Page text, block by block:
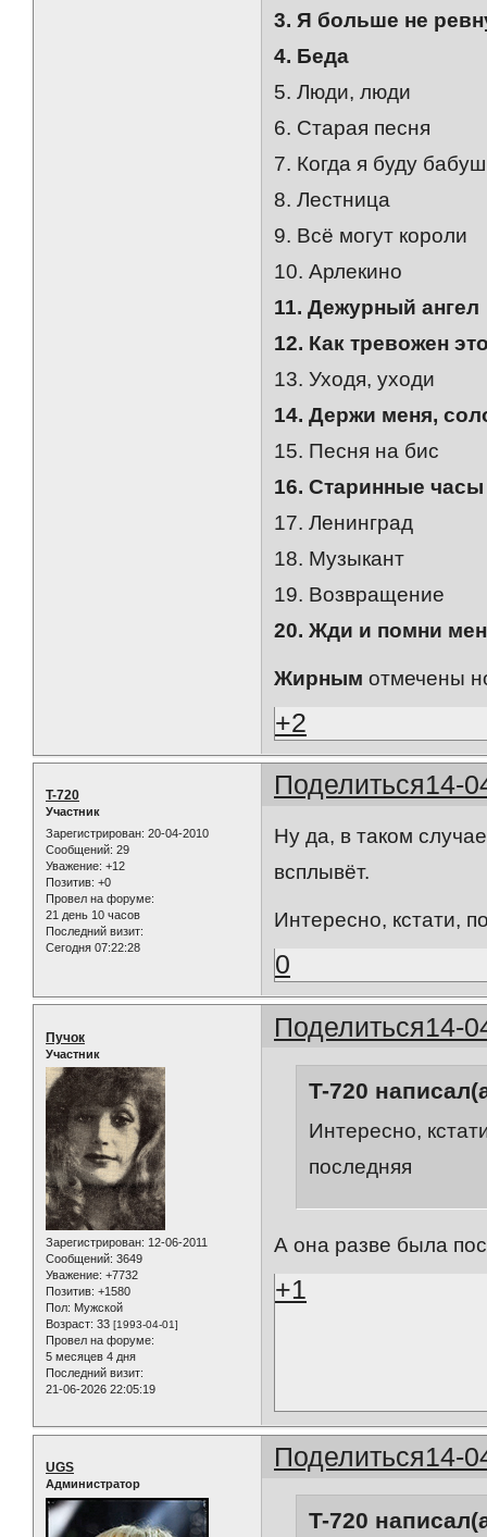
3. Я больше не
4. Беда
5. Люди, люди
6. Старая песня
7. Когда я буду
8. Лестница
9. Всё могут короли
10. Арлекино
11. Дежурный ангел
12. Как тревожен
13. Уходя, уходи
14. Держи меня,
15. Песня на бис
16. Старинные часы
17. Ленинград
18. Музыкант
19. Возвращение
20. Жди и помни
Жирным отмечены
+2
Поделиться14-
T-720
Участник
Зарегистрирован: 20-04-2010
Сообщений: 29
Уважение: +12
Позитив: +0
Провел на форуме:
21 день 10 часов
Последний визит:
Сегодня 07:22:28
Ну да, в таком
всплывёт.
Интересно, кстати,
0
Поделиться14-
Пучок
Участник
Зарегистрирован: 12-06-2011
Сообщений: 3649
Уважение: +7732
Позитив: +1580
Пол: Мужской
Возраст: 33 [1993-04-01]
Провел на форуме:
5 месяцев 4 дня
Последний визит:
21-06-2026 22:05:19
T-720
Интересно,
последняя
А она разве была
+1
Поделиться14-
UGS
Администратор
T-720